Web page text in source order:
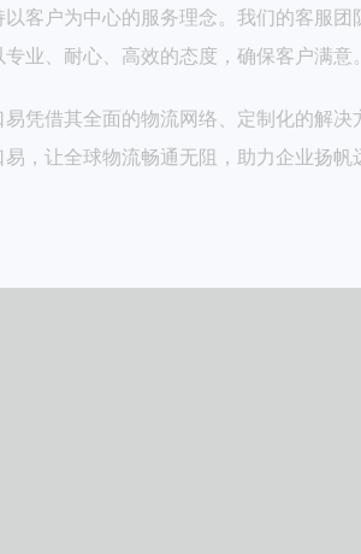
以客户为中心的服务理念。我们的客服
业、耐心、高效的态度，确保客户满
凭借其全面的物流网络、定制化的解
，让全球物流畅通无阻，助力企业扬帆